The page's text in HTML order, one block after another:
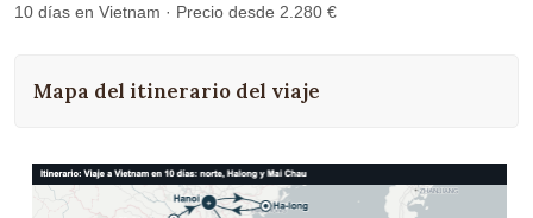
10 días en Vietnam · Precio desde 2.280 €
Mapa del itinerario del viaje